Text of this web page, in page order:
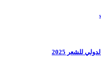
للشعر 2025